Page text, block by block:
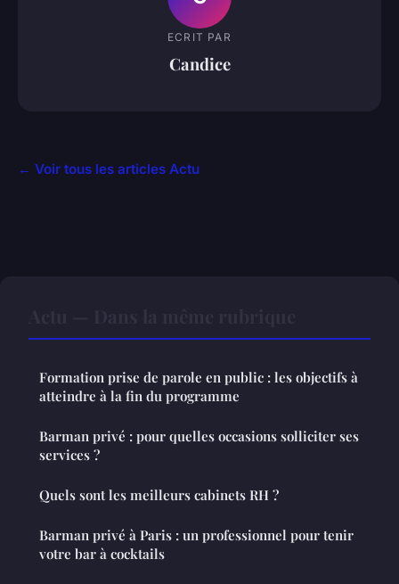
ECRIT PAR
Candice
← Voir tous les articles Actu
Formation prise de parole en public : les objectifs à
atteindre à la fin du programme
Barman privé : pour quelles occasions solliciter ses
services ?
Quels sont les meilleurs cabinets RH ?
Barman privé à Paris : un professionnel pour tenir
votre bar à cocktails